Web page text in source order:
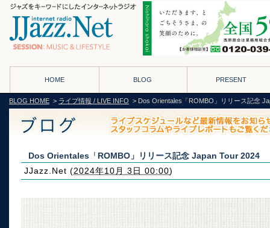
HOME BLOG PRESENT
BLOG HOME > ライブ情報 / LIVE INFO > Dos Orientales「ROMBO」リリース記念
Dos Orientales「ROMBO」リリース記念 Japan Tour 2024
JJazz.Net (2024年10月 3日 00:00)